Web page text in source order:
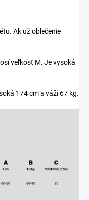
Ak už oblečenie
veľkosť M. Je vysoká
174 cm a váži 67 kg.